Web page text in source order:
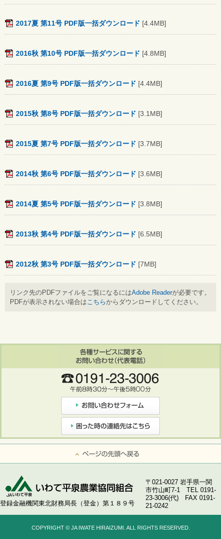
2017夏 第11号 PDF版一括ダウンロード [4.4MB]
2016秋 第10号 PDF版一括ダウンロード [4.8MB]
2016夏 第9号 PDF版一括ダウンロード [4.4MB]
2015秋 第8号 PDF版一括ダウンロード [3.1MB]
2015夏 第7号 PDF版一括ダウンロード [3.7MB]
2014秋 第6号 PDF版一括ダウンロード [3.6MB]
2014夏 第5号 PDF版一括ダウンロード [3.8MB]
2013秋 第4号 PDF版一括ダウンロード [6.5MB]
2012秋 第3号 PDF版一括ダウンロード [7MB]
リンク先のPDFファイルをご覧になるにはAdobe Readerが必要です。
PDFが表示されない場合はこちらからダウンロードしてください。
登録金融機関東北財務局長（登金）第１８９号
〒021-0027 岩手県一関
市竹山町7-1 TEL 0191-
23-3006(代) FAX 0191-
21-0242
COPYRIGHT © JA IWATE HIRAIZUMI. ALL RIGHTS RESERVED.